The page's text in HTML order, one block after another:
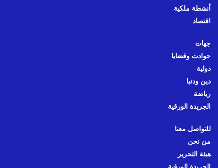
أنشطة ملكية
اقتصاد
جهات
حوادث وقضايا
دولية
دين ودنيا
رياضة
الجريدة الورقية
للتواصل معنا
من نحن
هيئة التحرير